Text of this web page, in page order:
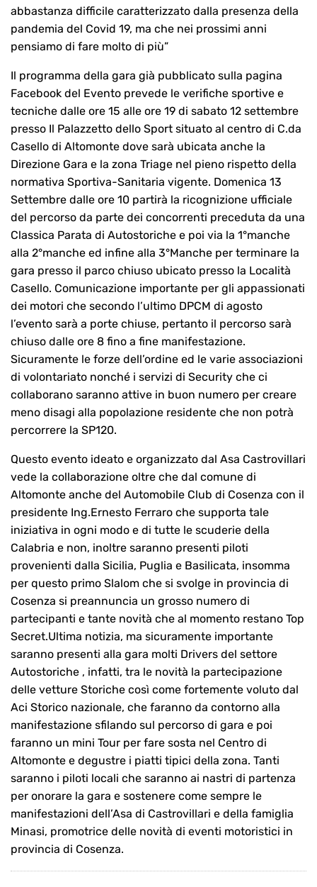
abbastanza difficile caratterizzato dalla presenza della
pandemia del Covid 19, ma che nei prossimi anni
pensiamo di fare molto di più”
Il programma della gara già pubblicato sulla pagina
Facebook del Evento prevede le verifiche sportive e
tecniche dalle ore 15 alle ore 19 di sabato 12 settembre
presso Il Palazzetto dello Sport situato al centro di C.da
Casello di Altomonte dove sarà ubicata anche la
Direzione Gara e la zona Triage nel pieno rispetto della
normativa Sportiva-Sanitaria vigente. Domenica 13
Settembre dalle ore 10 partirà la ricognizione ufficiale
del percorso da parte dei concorrenti preceduta da una
Classica Parata di Autostoriche e poi via la 1°manche
alla 2°manche ed infine alla 3°Manche per terminare la
gara presso il parco chiuso ubicato presso la Località
Casello. Comunicazione importante per gli appassionati
dei motori che secondo l’ultimo DPCM di agosto
l’evento sarà a porte chiuse, pertanto il percorso sarà
chiuso dalle ore 8 fino a fine manifestazione.
Sicuramente le forze dell’ordine ed le varie associazioni
di volontariato nonché i servizi di Security che ci
collaborano saranno attive in buon numero per creare
meno disagi alla popolazione residente che non potrà
percorrere la SP120.
Questo evento ideato e organizzato dal Asa Castrovillari
vede la collaborazione oltre che dal comune di
Altomonte anche del Automobile Club di Cosenza con il
presidente Ing.Ernesto Ferraro che supporta tale
iniziativa in ogni modo e di tutte le scuderie della
Calabria e non, inoltre saranno presenti piloti
provenienti dalla Sicilia, Puglia e Basilicata, insomma
per questo primo Slalom che si svolge in provincia di
Cosenza si preannuncia un grosso numero di
partecipanti e tante novità che al momento restano Top
Secret.Ultima notizia, ma sicuramente importante
saranno presenti alla gara molti Drivers del settore
Autostoriche , infatti, tra le novità la partecipazione
delle vetture Storiche così come fortemente voluto dal
Aci Storico nazionale, che faranno da contorno alla
manifestazione sfilando sul percorso di gara e poi
faranno un mini Tour per fare sosta nel Centro di
Altomonte e degustre i piatti tipici della zona. Tanti
saranno i piloti locali che saranno ai nastri di partenza
per onorare la gara e sostenere come sempre le
manifestazioni dell’Asa di Castrovillari e della famiglia
Minasi, promotrice delle novità di eventi motoristici in
provincia di Cosenza.